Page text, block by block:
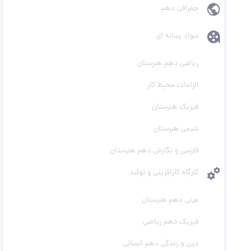
جغرافی دهم
سواد رسانه ای
ریاضی دهم هنرستان
الزامات محیط کار
فیزیک هنرستان
شیمی هنرستان
فارسی و نگارش دهم هنرستان
کارگاه کارآفرینی و تولید
عربی دهم هنرستان
فیزیک دهم ریاضی
دین و زندگی دهم انسانی